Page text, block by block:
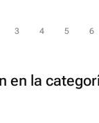
3 4 5 6
en la